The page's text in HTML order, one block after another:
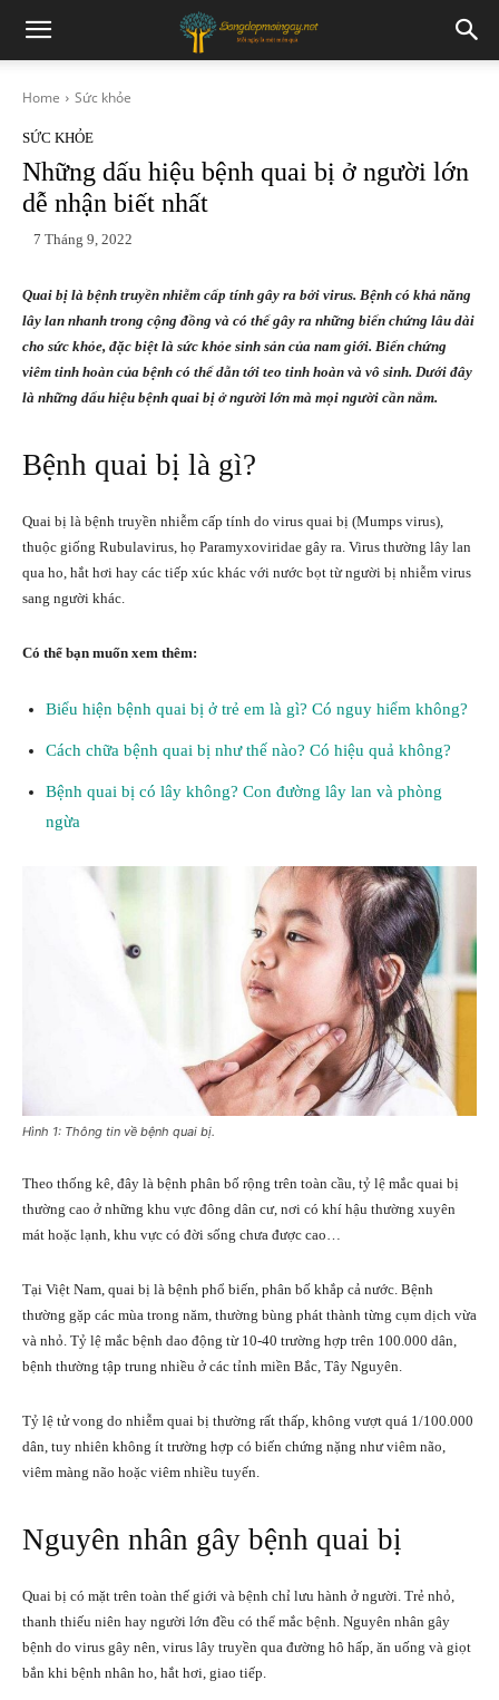
Home Sức khỏe
SỨC KHỎE
Những dấu hiệu bệnh quai bị ở người lớn
dễ nhận biết nhất
7 Tháng 9, 2022
Quai bị là bệnh truyền nhiễm cấp tính gây ra bởi virus. Bệnh có khả năng
lây lan nhanh trong cộng đồng và có thể gây ra những biến chứng lâu dài
cho sức khỏe, đặc biệt là sức khỏe sinh sản của nam giới. Biến chứng
viêm tinh hoàn của bệnh có thể dẫn tới teo tinh hoàn và vô sinh. Dưới đây
là những dấu hiệu bệnh quai bị ở người lớn mà mọi người cần nắm.
Bệnh quai bị là gì?
Quai bị là bệnh truyền nhiễm cấp tính do virus quai bị (Mumps virus),
thuộc giống Rubulavirus, họ Paramyxoviridae gây ra. Virus thường lây lan
qua ho, hắt hơi hay các tiếp xúc khác với nước bọt từ người bị nhiễm virus
sang người khác.
Có thể bạn muốn xem thêm:
Biểu hiện bệnh quai bị ở trẻ em là gì? Có nguy hiểm không?
Cách chữa bệnh quai bị như thế nào? Có hiệu quả không?
Bệnh quai bị có lây không? Con đường lây lan và phòng
ngừa
Hình 1: Thông tin về bệnh quai bị.
Theo thống kê, đây là bệnh phân bố rộng trên toàn cầu, tỷ lệ mắc quai bị
thường cao ở những khu vực đông dân cư, nơi có khí hậu thường xuyên
mát hoặc lạnh, khu vực có đời sống chưa được cao…
Tại Việt Nam, quai bị là bệnh phổ biến, phân bố khắp cả nước. Bệnh
thường gặp các mùa trong năm, thường bùng phát thành từng cụm dịch vừa
và nhỏ. Tỷ lệ mắc bệnh dao động từ 10-40 trường hợp trên 100.000 dân,
bệnh thường tập trung nhiều ở các tỉnh miền Bắc, Tây Nguyên.
Tỷ lệ tử vong do nhiễm quai bị thường rất thấp, không vượt quá 1/100.000
dân, tuy nhiên không ít trường hợp có biến chứng nặng như viêm não,
viêm màng não hoặc viêm nhiều tuyến.
Nguyên nhân gây bệnh quai bị
Quai bị có mặt trên toàn thế giới và bệnh chỉ lưu hành ở người. Trẻ nhỏ,
thanh thiếu niên hay người lớn đều có thể mắc bệnh. Nguyên nhân gây
bệnh do virus gây nên, virus lây truyền qua đường hô hấp, ăn uống và giọt
bắn khi bệnh nhân ho, hắt hơi, giao tiếp.